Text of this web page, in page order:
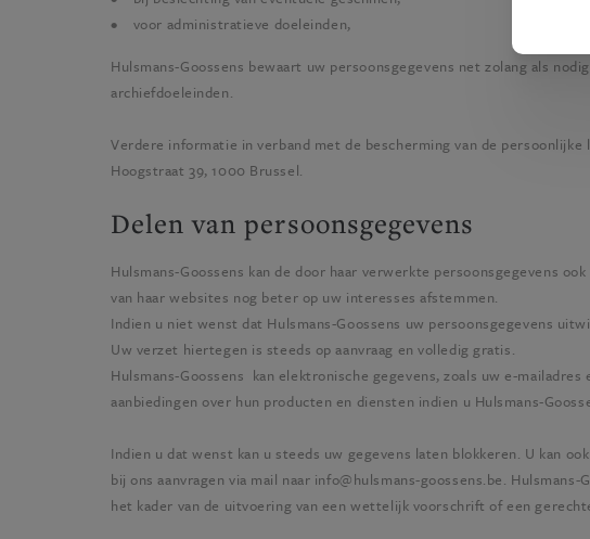
• voor administratieve doeleinden,
Hulsmans-Goossens bewaart uw persoonsgegevens net zolang als
archiefdoeleinden.
Verdere informatie in verband met de bescherming van de
Hoogstraat 39, 1000 Brussel.
Delen van persoonsgegevens
Hulsmans-Goossens kan de door haar verwerkte persoonsgegevens
van haar websites nog beter op uw interesses afstemmen.
Indien u niet wenst dat Hulsmans-Goossens uw persoonsgegevens
Uw verzet hiertegen is steeds op aanvraag en volledig gratis.
Hulsmans-Goossens kan elektronische gegevens, zoals uw e-
aanbiedingen over hun producten en diensten indien u Hulsmans-
Indien u dat wenst kan u steeds uw gegevens laten blokkeren. U kan
bij ons aanvragen via mail naar info@hulsmans-goossens.be. Hulsmans-
het kader van de uitvoering van een wettelijk voorschrift of een